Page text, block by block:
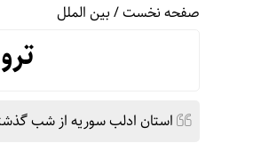
صفحه نخست/بین الملل
استان ادلب سوریه از شب